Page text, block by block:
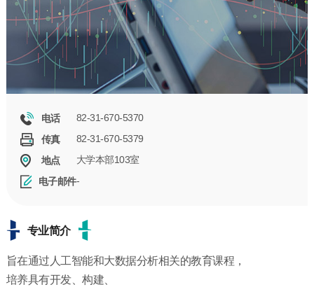
电话
82-31-670-5370
传真
82-31-670-5379
地点
大学本部103室
电子邮件-
专业简介
旨在通过人工智能和大数据分析相关的教育课程，
培养具有开发、构建、